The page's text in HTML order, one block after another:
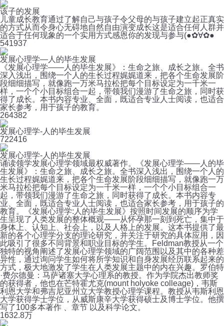
该子的发展
儿童成长教育通过了解自己与孩子令父母的与孩子建立起正真实
的方式从而令身心无碍地自然自由演变成长这是适合任何人群并
适合于任何现象的一个实用方式感恩你的发现与参与(●✿∀✿●
541937
发展心理学―人的毕生发展
《发展心理学――人的毕生发展》：生命之旅、成长之旅。全书
深入浅出，围绕一个人的生长过程娓娓道来，把各个生命发展阶
段细细描写，就像跑一万米马拉松把每个目标设定为一千米一
样，一个个小目标组合一起，带领我们漫游了生命之旅，同时获
得了成长。本书内容专业、全面，既适合专业人士阅读，也适合
家长参考，用于孩子的教育。
264382
发展心理学-人的毕生发展
722416
发展心理学-人的毕生发展
诵读领学发展心理学领域最权威著作。《发展心理学——人的毕
生发展》：生命之旅、成长之旅。全书深入浅出，围绕一个人的
生长过程娓娓道来，把各个生命发展阶段细细描写，就像跑一万
米马拉松把每个目标设定为一千米一样，一个个小目标组合一
起，带领我们漫游了生命之旅，同时获得了成长。本书内容专
业、全面，既适合专业人士阅读，也适合家长参考，用于孩子的
教育。《发展心理学:人的毕生发展》按照时间发展的顺序为学
生呈现了人类发展的整体概观——从怀孕那一刻到死亡，集中于
身体上、认知上、社会上，以及人格上的发展。这本书提供了最
新的各个心理学分支的理论研究，并关注于研究的具体应用，因
此吸引了很多不同背景和职业目标的学生。Feldman教授从一个
独特的视角阐述了发展心理学领域的广阔范围以及其中的各种差
异性，通过询问学生如何将所学知识和自身发展经历联系起来的
方式，极大地激发了学生在人类发展主题中的内在兴趣。罗伯特
·费尔德曼：马萨诸塞大学心理系的教授。作为学院杰出教师奖
的获得者，他也在芒特霍尤克(mount holyoke colleage)，韦斯
利恩大学和弗吉尼亚州立大学教授心理学课程。教授从韦斯利恩
大学获得学士学位，从威斯康辛大学获得硕士及博士学位。他撰
写了100多本著作 、章节 以及科学论文。
1632.8万